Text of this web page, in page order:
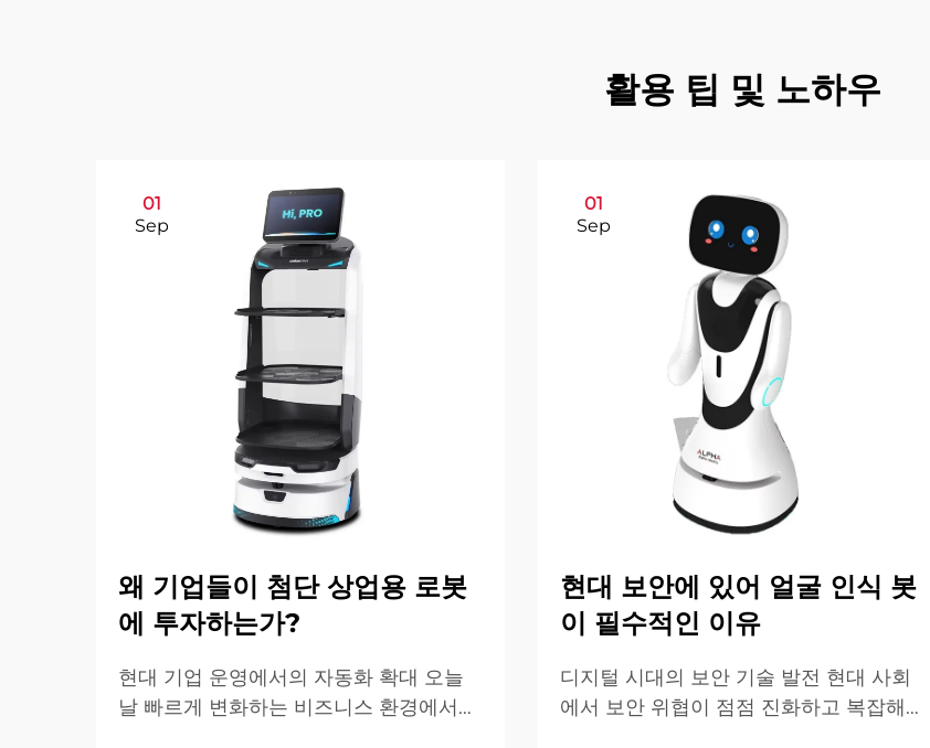
활용 팁 및 노하우
01
Sep
왜 기업들이 첨단 상업용 로봇
에 투자하는가?
현대 기업 운영에서의 자동화 확대 오늘
날 빠르게 변화하는 비즈니스 환경에서
01
Sep
현대 보안에 있어 얼굴 인식 봇
이 필수적인 이유
디지털 시대의 보안 기술 발전 현대 사회
에서 보안 위협이 점점 진화하고 복잡해